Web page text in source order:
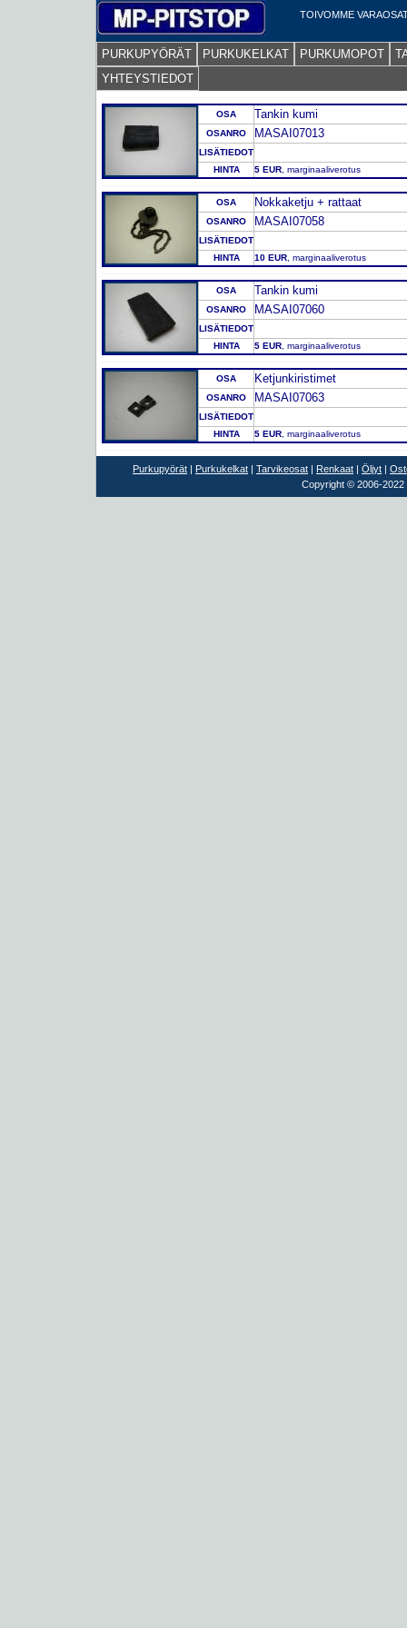
TOIVOMME
PURKUPYÖRÄT PURKUKELKAT PURKUMOPOT
YHTEYSTIEDOT
OSA Tankin kumi
OSANRO MASAI07013
LISÄTIEDOT
HINTA
5 EUR , marginaaliverotus
OSA Nokkaketju + rattaat
OSANRO MASAI07058
LISÄTIEDOT
HINTA
10 EUR , marginaaliverotus
OSA Tankin kumi
OSANRO MASAI07060
LISÄTIEDOT
HINTA
5 EUR , marginaaliverotus
OSA Ketjunkiristimet
OSANRO MASAI07063
LISÄTIEDOT
HINTA
5 EUR , marginaaliverotus
Purkupyörät | Purkukelkat | Tarvikeosat | Renkaat | Öljyt |
Copyright © 2006-2022